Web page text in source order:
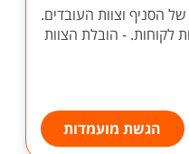
הסניף וצוות העובדים.
לקוחות. - הובלת הצוות
הגשת מועמדות